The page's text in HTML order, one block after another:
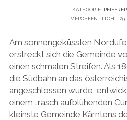
KATEGORIE:
VERÖFFENTLICHT
Am sonnengeküssten
erstreckt sich die Gemeinde
einen schmalen Streifen. Als
die Südbahn an das
angeschlossen wurde,
einem „rasch aufblühenden
kleinste Gemeinde Kärntens